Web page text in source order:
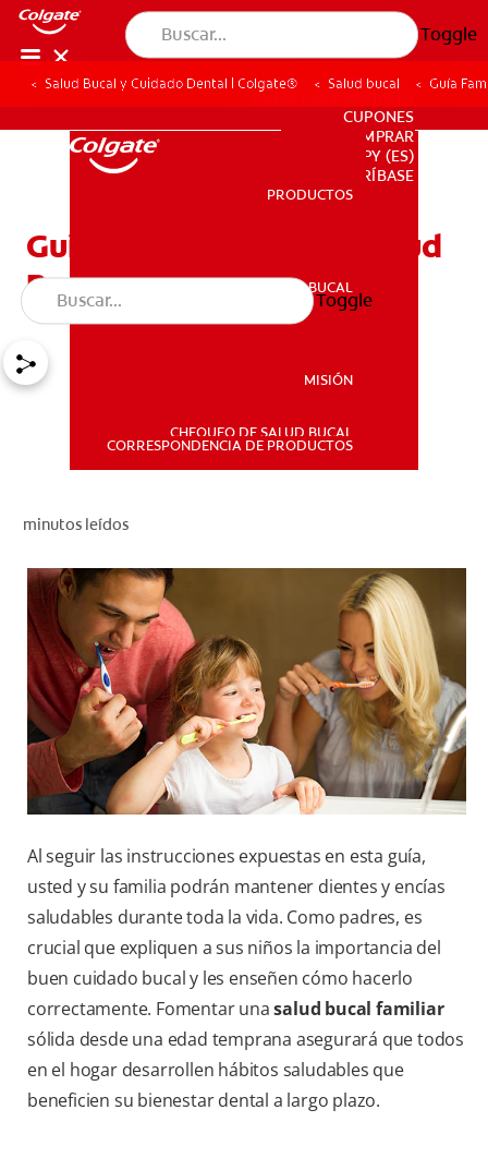
Toggle
PRODUCTOS
SALUD BUCAL
PARA PROFESIONALES
CUPONES
DONDE COMPRAR
PY (ES)
PARA PROFESIONALES
CUPONES
DONDE COMPRAR
PY (ES)
SUSCRÍBASE
PRODUCTOS
SALUD BUCAL
MISIÓN
CHEQUEO DE SALUD BUCAL
CORRESPONDENCIA DE PRODUCTOS
Toggle
Salud Bucal y Cuidado Dental | Colgate® Salud bucal Guía
Guía Familiar Para La Salud
Bucal
minutos leídos
Al seguir las instrucciones expuestas en esta guía,
usted y su familia podrán mantener dientes y encías
saludables durante toda la vida. Como padres, es
crucial que expliquen a sus niños la importancia del
buen cuidado bucal y les enseñen cómo hacerlo
correctamente. Fomentar unasalud bucal familiar
sólida desde una edad temprana asegurará que todos
en el hogar desarrollen hábitos saludables que
beneficien su bienestar dental a largo plazo.